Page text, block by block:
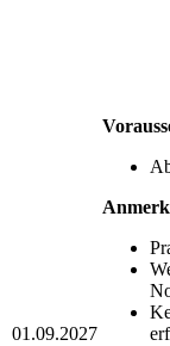
01.09.2027